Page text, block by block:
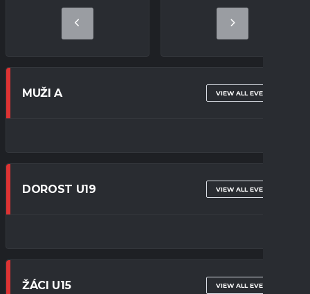
MUŽI A VIEW ALL EVENTS
DOROST U19 VIEW ALL EVENTS
ŽÁCI U15 VIEW ALL EVENTS